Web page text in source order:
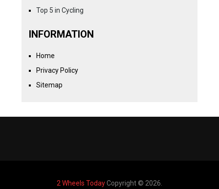
Top 5 in Cycling
INFORMATION
Home
Privacy Policy
Sitemap
2 Wheels TodayCopyright © 2026.